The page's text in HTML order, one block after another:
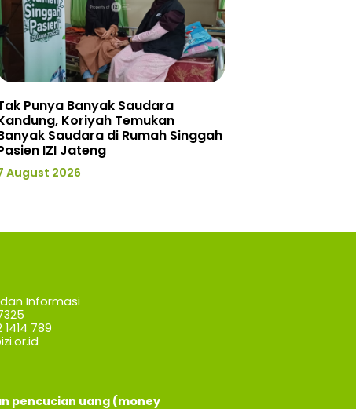
Punya Banyak Saudara
Koriyah Temukan
Saudara di Rumah Singgah
IZI Jateng
August 2026
Informasi
789
pencucian uang (money